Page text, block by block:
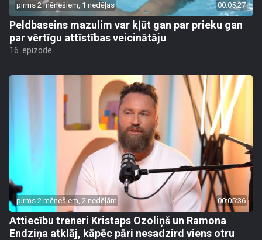
pirms 2 mēnešiem, 1 nedēļas 00:05:27
Peldbaseins mazulim var kļūt gan par prieku gan
par vērtīgu attīstības veicinātāju
16. epizode
pirms 2 mēnešiem, 2 nedēļām 00:05:36
Attiecību treneri Kristaps Ozoliņš un Ramona
Endziņa atklāj, kāpēc pāri nesadzird viens otru